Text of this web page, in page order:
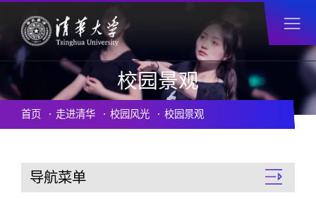
校园景观
首页 走进清华 校园风光 校园景观
导航菜单